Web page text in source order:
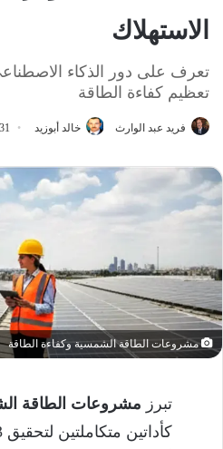
الاستهلاك
تعرف على دور الذكاء
تعظيم كفاءة الطاقة
فريد عبد الوارث خالد أبوزيد 31 مارس، 2021
مشروعات الطاقة الشمسية وكفاءة الطاقة
تبرز مشروعات الطاقة